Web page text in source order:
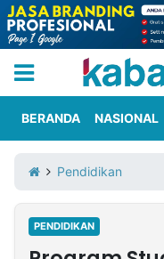
Iklan
Berita
Kami
BERANDA NASIONAL
Pendidikan
PENDIDIKAN